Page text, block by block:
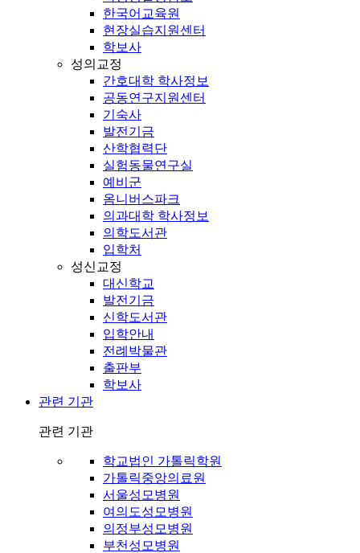
한국어교육원
현장실습지원센터
학보사
성의교정
간호대학 학사정보
공동연구지원센터
기숙사
발전기금
산학협력단
실험동물연구실
예비군
옴니버스파크
의과대학 학사정보
의학도서관
입학처
성신교정
대신학교
발전기금
신학도서관
입학안내
전례박물관
출판부
학보사
관련 기관
관련 기관
학교법인 가톨릭학원
가톨릭중앙의료원
서울성모병원
여의도성모병원
의정부성모병원
부천성모병원